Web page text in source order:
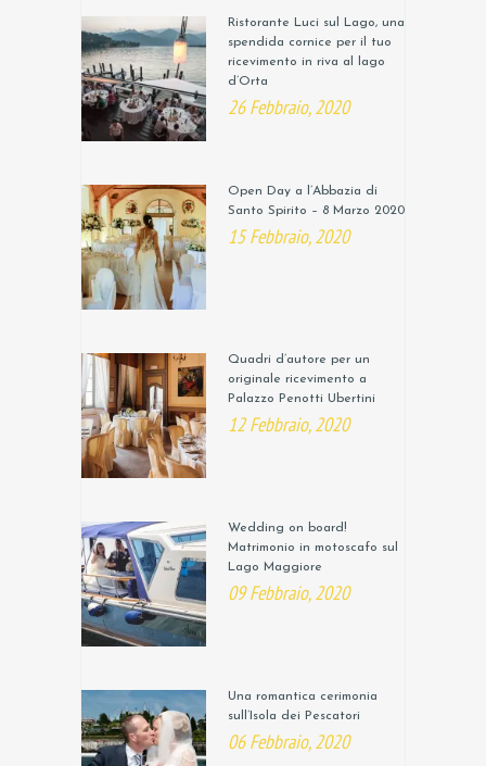
Ristorante Luci sul Lago, una
spendida cornice per il tuo
ricevimento in riva al lago
d’Orta
26 Febbraio, 2020
Open Day a l’Abbazia di
Santo Spirito – 8 Marzo 2020
15 Febbraio, 2020
Quadri d’autore per un
originale ricevimento a
Palazzo Penotti Ubertini
12 Febbraio, 2020
Wedding on board!
Matrimonio in motoscafo sul
Lago Maggiore
09 Febbraio, 2020
Una romantica cerimonia
sull’Isola dei Pescatori
06 Febbraio, 2020